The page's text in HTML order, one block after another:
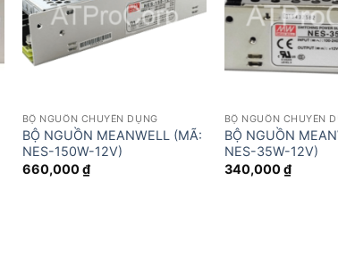
BỘ NGUỒN CHUYÊN DỤNG
BỘ NGUỒN MEANWELL (MÃ:
NES-150W-12V)
660,000₫
BỘ NGUỒN CHUYÊN
BỘ NGUỒN
NES-35W-12V)
340,000₫